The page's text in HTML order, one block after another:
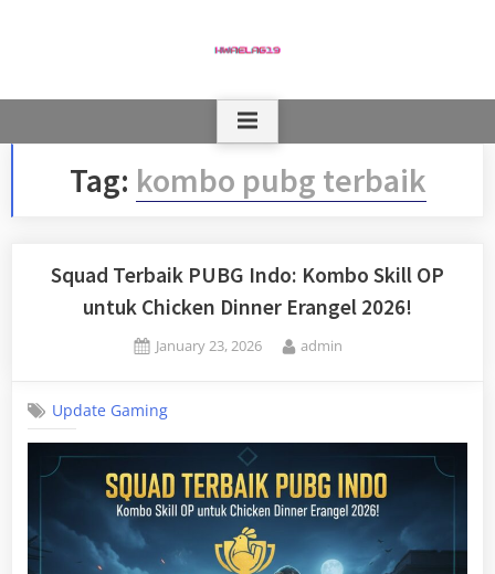
Tag: kombo pubg terbaik
Squad Terbaik PUBG Indo: Kombo Skill OP
untuk Chicken Dinner Erangel 2026!
Posted
January 23, 2026 By
admin
Update Gaming